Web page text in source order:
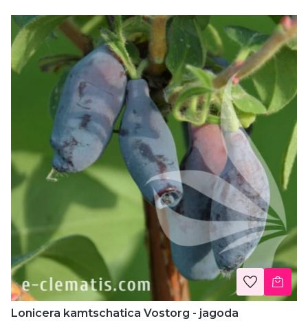
Lonicera kamtschatica Vostorg - jagoda